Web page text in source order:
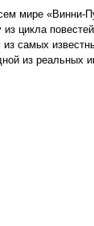
мире
из цикла
самых
из реальных
детской